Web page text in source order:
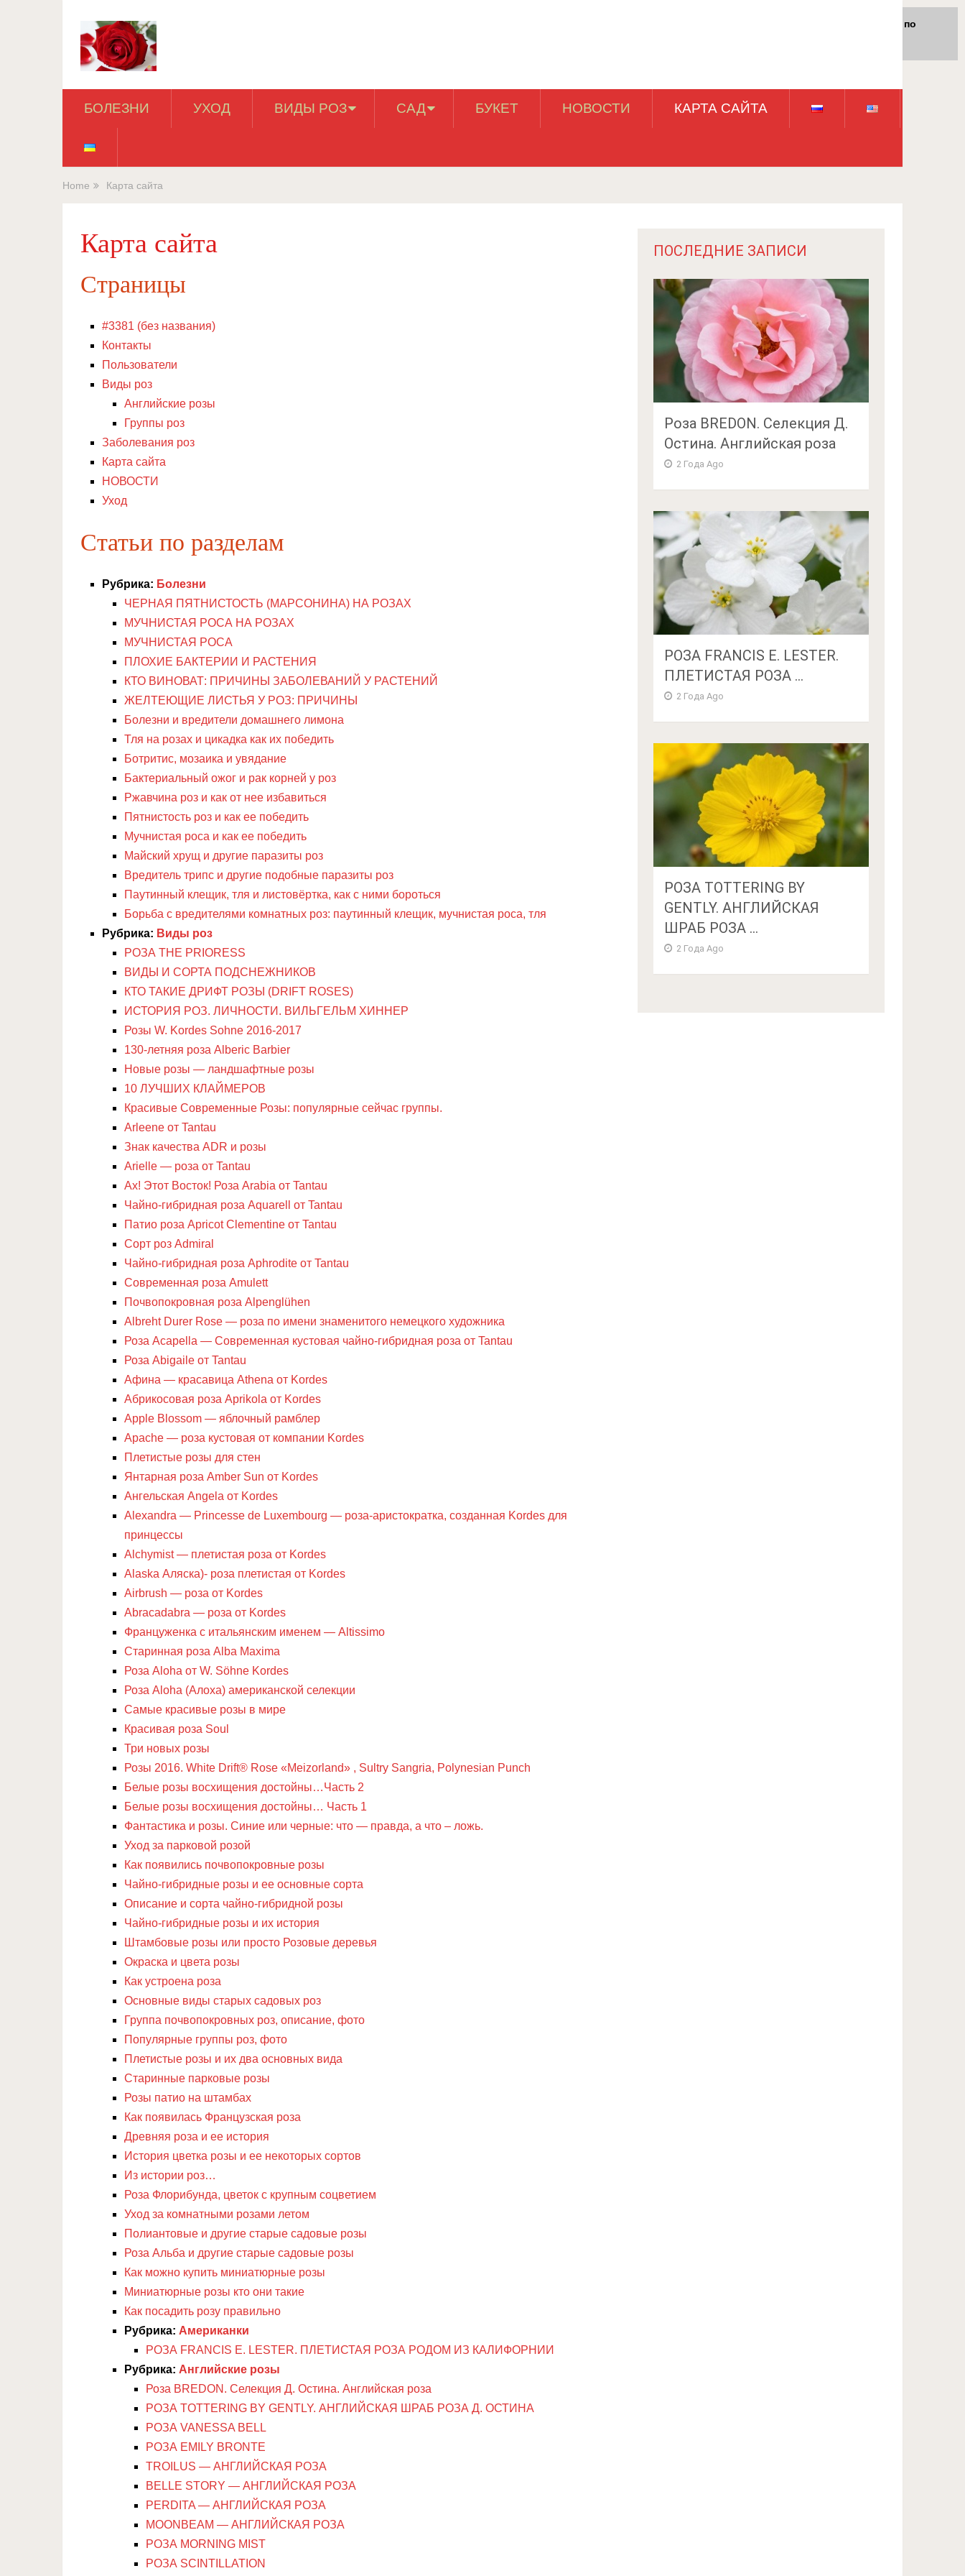
БОЛЕЗНИ УХОД ВИДЫ РОЗ САД БУКЕТ НОВОСТИ КАРТА САЙТА
Home Карта сайта
Карта сайта
Страницы
#3381 (без названия)
Контакты
Пользователи
Виды роз
Английские розы
Группы роз
Заболевания роз
Карта сайта
НОВОСТИ
Уход
Статьи по разделам
Рубрика: Болезни
ЧЕРНАЯ ПЯТНИСТОСТЬ (МАРСОНИНА) НА РОЗАХ
МУЧНИСТАЯ РОСА НА РОЗАХ
МУЧНИСТАЯ РОСА
ПЛОХИЕ БАКТЕРИИ И РАСТЕНИЯ
КТО ВИНОВАТ: ПРИЧИНЫ ЗАБОЛЕВАНИЙ У РАСТЕНИЙ
ЖЕЛТЕЮЩИЕ ЛИСТЬЯ У РОЗ: ПРИЧИНЫ
Болезни и вредители домашнего лимона
Тля на розах и цикадка как их победить
Ботритис, мозаика и увядание
Бактериальный ожог и рак корней у роз
Ржавчина роз и как от нее избавиться
Пятнистость роз и как ее победить
Мучнистая роса и как ее победить
Майский хрущ и другие паразиты роз
Вредитель трипс и другие подобные паразиты роз
Паутинный клещик, тля и листовёртка, как с ними бороться
Борьба с вредителями комнатных роз: паутинный клещик, мучнистая роса, тля
Рубрика: Виды роз
РОЗА THE PRIORESS
ВИДЫ И СОРТА ПОДСНЕЖНИКОВ
КТО ТАКИЕ ДРИФТ РОЗЫ (DRIFT ROSES)
ИСТОРИЯ РОЗ. ЛИЧНОСТИ. ВИЛЬГЕЛЬМ ХИННЕР
Розы W. Kordes Sohne 2016-2017
130-летняя роза Alberic Barbier
Новые розы — ландшафтные розы
10 ЛУЧШИХ КЛАЙМЕРОВ
Красивые Современные Розы: популярные сейчас группы.
Arleene от Tantau
Знак качества ADR и розы
Arielle — роза от Tantau
Ах! Этот Восток! Роза Arabia от Tantau
Чайно-гибридная роза Aquarell от Tantau
Патио роза Apricot Clementine от Tantau
Cорт роз Admiral
Чайно-гибридная роза Aphrodite от Tantau
Современная роза Amulett
Почвопокровная роза Alpenglühen
Albreht Durer Rose — роза по имени знаменитого немецкого художника
Роза Acapella — Современная кустовая чайно-гибридная роза от Tantau
Роза Abigaile от Tantau
Афина — красавица Athena от Kordes
Абрикосовая роза Aprikola от Kordes
Apple Blossom — яблочный рамблер
Apache — роза кустовая от компании Kordes
Плетистые розы для стен
Янтарная роза Amber Sun от Kordes
Ангельская Angela от Kordes
Alexandra — Princesse de Luxembourg — роза-аристократка, созданная Kordes для
принцессы
Alchymist — плетистая роза от Kordes
Alaska Аляска)- роза плетистая от Kordes
Airbrush — роза от Kordes
Abracadabra — роза от Kordes
Француженка с итальянским именем — Altissimo
Старинная роза Alba Maxima
Роза Aloha от W. Söhne Kordes
Роза Aloha (Алоха) американской селекции
Самые красивые розы в мире
Красивая роза Soul
Три новых розы
Розы 2016. White Drift® Rose «Meizorland» , Sultry Sangria, Polynesian Punch
Белые розы восхищения достойны…Часть 2
Белые розы восхищения достойны… Часть 1
Фантастика и розы. Синие или черные: что — правда, а что – ложь.
Уход за парковой розой
Как появились почвопокровные розы
Чайно-гибридные розы и ее основные сорта
Описание и сорта чайно-гибридной розы
Чайно-гибридные розы и их история
Штамбовые розы или просто Розовые деревья
Окраска и цвета розы
Как устроена роза
Основные виды старых садовых роз
Группа почвопокровных роз, описание, фото
Популярные группы роз, фото
Плетистые розы и их два основных вида
Старинные парковые розы
Розы патио на штамбах
Как появилась Французская роза
Древняя роза и ее история
История цветка розы и ее некоторых сортов
Из истории роз…
Роза Флорибунда, цветок с крупным соцветием
Уход за комнатными розами летом
Полиантовые и другие старые садовые розы
Роза Альба и другие старые садовые розы
Как можно купить миниатюрные розы
Миниатюрные розы кто они такие
Как посадить розу правильно
Рубрика: Американки
РОЗА FRANCIS E. LESTER. ПЛЕТИСТАЯ РОЗА РОДОМ ИЗ КАЛИФОРНИИ
Рубрика: Английские розы
Роза BREDON. Селекция Д. Остина. Английская роза
РОЗА TOTTERING BY GENTLY. АНГЛИЙСКАЯ ШРАБ РОЗА Д. ОСТИНА
РОЗА VANESSA BELL
РОЗА EMILY BRONTE
TROILUS — АНГЛИЙСКАЯ РОЗА
BELLE STORY — АНГЛИЙСКАЯ РОЗА
PERDITA — АНГЛИЙСКАЯ РОЗА
MOONBEAM — АНГЛИЙСКАЯ РОЗА
РОЗА MORNING MIST
РОЗА SCINTILLATION
ПОСЛЕДНИЕ ЗАПИСИ
Роза BREDON. Селекция Д.
Остина. Английская роза
2 Года Ago
РОЗА FRANCIS E. LESTER.
ПЛЕТИСТАЯ РОЗА ...
2 Года Ago
РОЗА TOTTERING BY
GENTLY. АНГЛИЙСКАЯ
ШРАБ РОЗА ...
2 Года Ago
Для любых предложений по